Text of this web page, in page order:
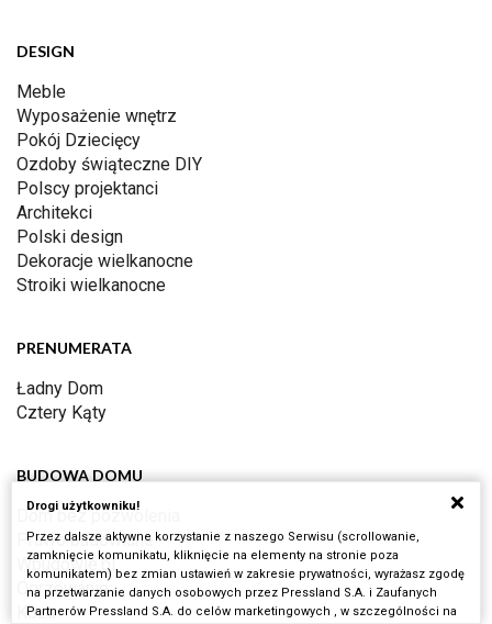
DESIGN
Meble
Wyposażenie wnętrz
Pokój Dziecięcy
Ozdoby świąteczne DIY
Polscy projektanci
Architekci
Polski design
Dekoracje wielkanocne
Stroiki wielkanocne
PRENUMERATA
Ładny Dom
Cztery Kąty
BUDOWA DOMU
Dom bez pozwolenia
Prawo budowlane
Wbudowie.pl
Ogrzewanie
Koza
Drogi użytkowniku!
Przez dalsze aktywne korzystanie z naszego Serwisu (scrollowanie,
zamknięcie komunikatu, kliknięcie na elementy na stronie poza
komunikatem) bez zmian ustawień w zakresie prywatności, wyrażasz zgodę
na przetwarzanie danych osobowych przez Pressland S.A. i Zaufanych
Partnerów Pressland S.A. do celów marketingowych , w szczególności na